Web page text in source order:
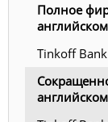
Полное
Tinkoff Bank